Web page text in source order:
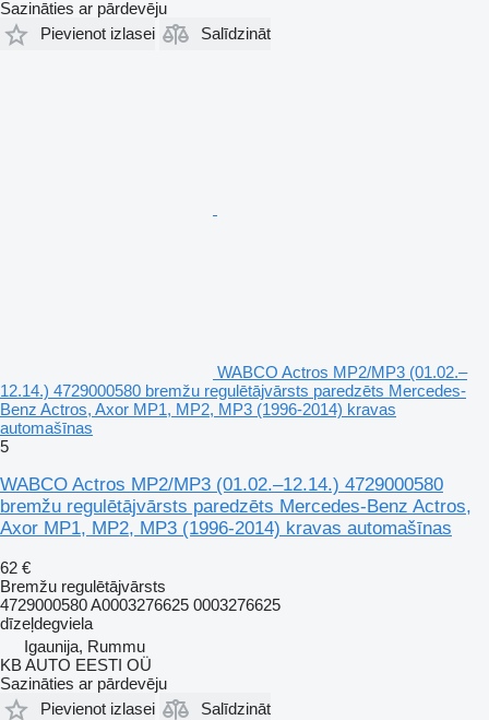
Sazināties ar pārdevēju
Pievienot izlasei
Salīdzināt
WABCO Actros MP2/MP3 (01.02.–
12.14.) 4729000580 bremžu regulētājvārsts paredzēts Mercedes-
Benz Actros, Axor MP1, MP2, MP3 (1996-2014) kravas
automašīnas
5
WABCO Actros MP2/MP3 (01.02.–12.14.) 4729000580
bremžu regulētājvārsts paredzēts Mercedes-Benz Actros,
Axor MP1, MP2, MP3 (1996-2014) kravas automašīnas
62 €
Bremžu regulētājvārsts
4729000580 A0003276625 0003276625
dīzeļdegviela
Igaunija, Rummu
KB AUTO EESTI OÜ
Sazināties ar pārdevēju
Pievienot izlasei
Salīdzināt